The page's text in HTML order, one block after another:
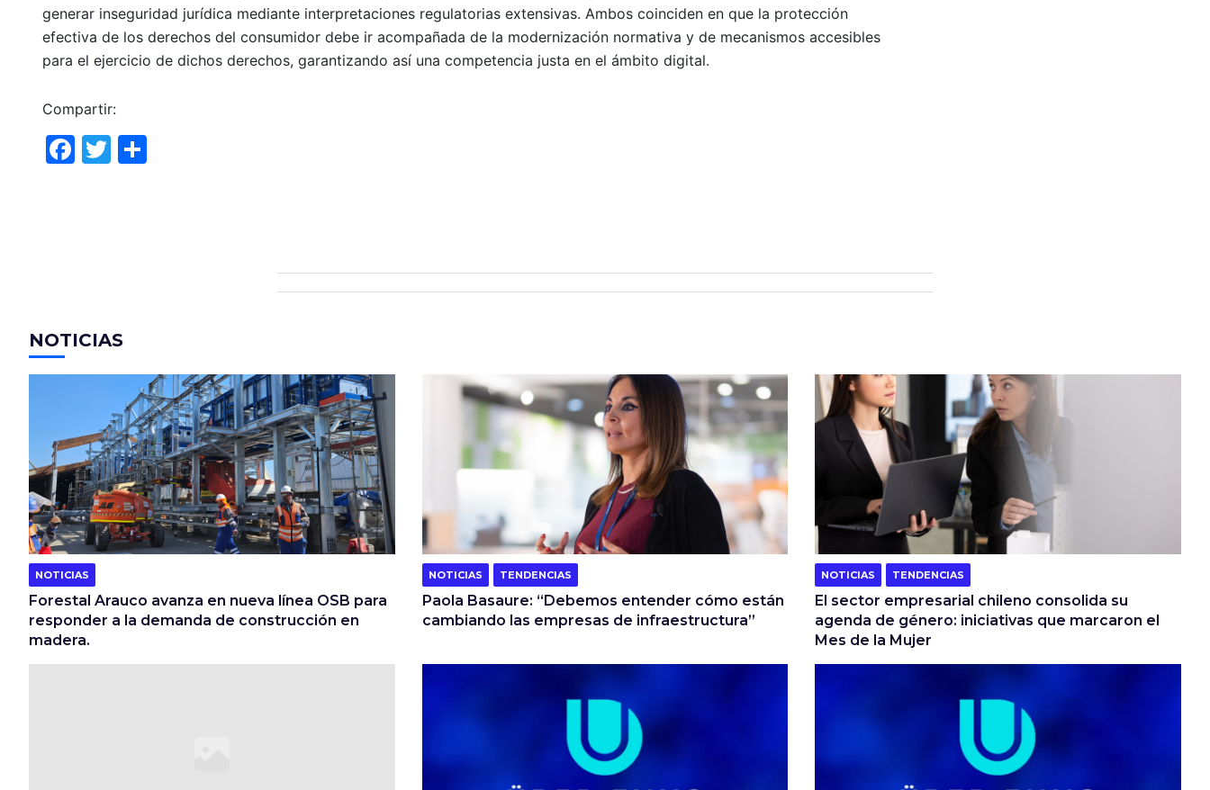
generar inseguridad jurídica mediante interpretaciones regulatorias extensivas. Ambos coinciden en que la protección
efectiva de los derechos del consumidor debe ir acompañada de la modernización normativa y de mecanismos accesibles
para el ejercicio de dichos derechos, garantizando así una competencia justa en el ámbito digital.
Compartir:
F
k
T
NOTICIAS
NOTICIAS
Forestal Arauco avanza en nueva línea OSB para
responder a la demanda de construcción en
madera.
NOTICIAS TENDENCIAS
Paola Basaure: “Debemos entender cómo están
cambiando las empresas de infraestructura”
NOTICIAS TENDENCIAS
El sector empresarial chileno consolida su
agenda de género: iniciativas que marcaron el
Mes de la Mujer